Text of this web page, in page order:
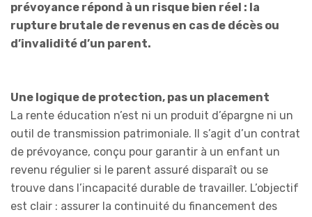
prévoyance répond à un risque bien réel : la
rupture brutale de revenus en cas de décès ou
d’invalidité d’un parent.
Une logique de protection, pas un placement
La rente éducation n’est ni un produit d’épargne ni un
outil de transmission patrimoniale. Il s’agit d’un contrat
de prévoyance, conçu pour garantir à un enfant un
revenu régulier si le parent assuré disparaît ou se
trouve dans l’incapacité durable de travailler. L’objectif
est clair : assurer la continuité du financement des